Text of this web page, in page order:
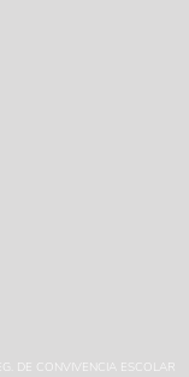
DE CONVIVENCIA ESCOLAR